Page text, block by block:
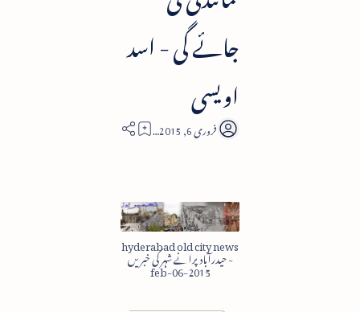
جائے گی - اسد
اویسی
4
hyderabad old city news
- حیدرآباد پرانے شہر کی خبریں
2015-feb-06